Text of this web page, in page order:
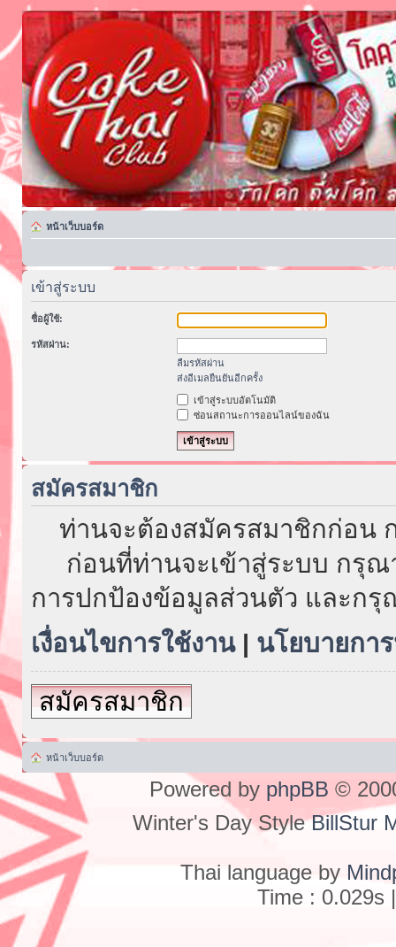
หน้าเว็บบอร์ด
เข้าสู่ระบบ
ชื่อผู้ใช้:
รหัสผ่าน:
ลืมรหัสผ่าน
ส่งอีเมลยืนยันอีกครั้ง
เข้าสู่ระบบอัตโนมัติ
ซ่อนสถานะการออนไลน์ของฉัน
สมัครสมาชิก
ท่านจะต้องสมัครสมาชิกก่อน
ก่อนที่ท่านจะเข้าสู่ระบบ กรุณ
การปกป้องข้อมูลส่วนตัว และก
เงื่อนไขการใช้งาน| นโยบายกา
สมัครสมาชิก
หน้าเว็บบอร์ด
Powered by phpBB ©
Winter's Day StyleBillStur
Thai language by
Time : 0.029s